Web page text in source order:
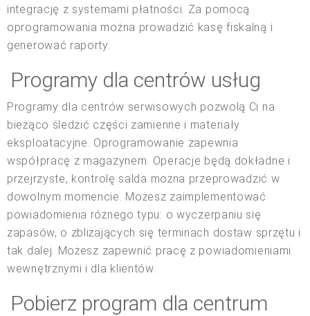
integrację z systemami płatności. Za pomocą
oprogramowania można prowadzić kasę fiskalną i
generować raporty.
Programy dla centrów usług
Programy dla centrów serwisowych pozwolą Ci na
bieżąco śledzić części zamienne i materiały
eksploatacyjne. Oprogramowanie zapewnia
współpracę z magazynem. Operacje będą dokładne i
przejrzyste, kontrolę salda można przeprowadzić w
dowolnym momencie. Możesz zaimplementować
powiadomienia różnego typu: o wyczerpaniu się
zapasów, o zbliżających się terminach dostaw sprzętu i
tak dalej. Możesz zapewnić pracę z powiadomieniami
wewnętrznymi i dla klientów.
Pobierz program dla centrum